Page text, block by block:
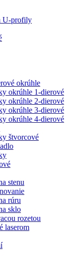
U-profily
okrúhle
okrúhle 1-dierové
okrúhle 2-dierové
okrúhle 3-dierové
okrúhle 4-dierové
štvorcové
stenu
rúru
sklo
rozetou
laserom